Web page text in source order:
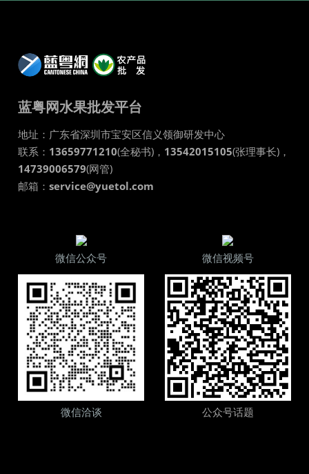
蓝粤网水果批发平台
地址： 广东省深圳市宝安区信义领御研发中心
联系： 13659771210(全秘书)， 13542015105(张理事长)，
14739006579(网管)
邮箱：service@yuetol.com
微信公众号 微信视频号
微信洽谈 公众号话题